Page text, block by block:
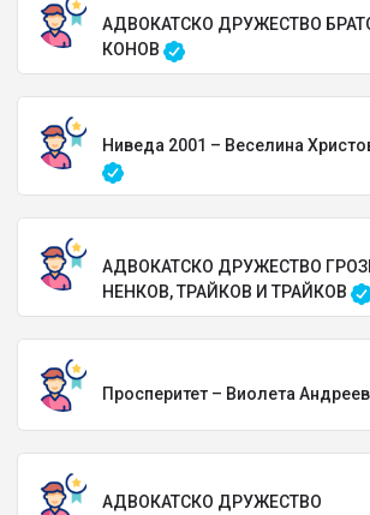
АДВОКАТСКО ДРУЖЕСТВО
КОНОВ
Ниведа 2001 – Веселина
АДВОКАТСКО ДРУЖЕСТВО
НЕНКОВ, ТРАЙКОВ И ТРАЙКОВ
Просперитет – Виолета
АДВОКАТСКО ДРУЖЕСТВО